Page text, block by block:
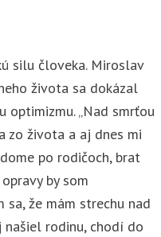
silu človeka. Miroslav
života sa dokázal
optimizmu. „Nad smrťou
zo života a aj dnes mi
po rodičoch, brat
by som
že mám strechu nad
našiel rodinu, chodí do